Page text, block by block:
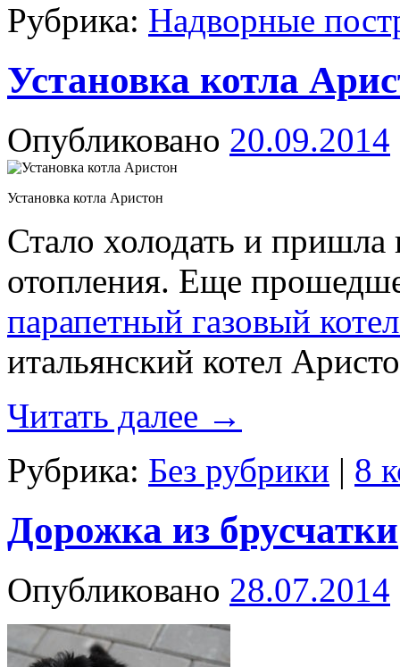
Рубрика: Надворные
Установка котла
Опубликовано 20.09.2014
Установка котла Аристон
Стало холодать и пришла
отопления. Еще
парапетный газовый
итальянский котел
Читать далее →
Рубрика: Без рубрики | 8
Дорожка из брусчатки
Опубликовано 28.07.2014